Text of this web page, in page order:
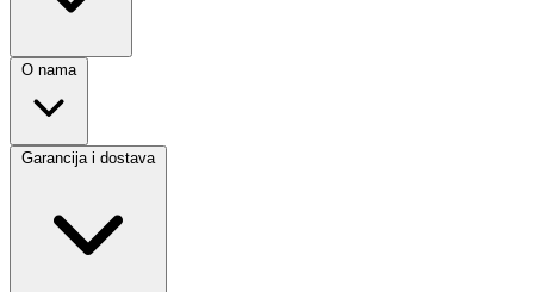
O nama
Garancija i dostava